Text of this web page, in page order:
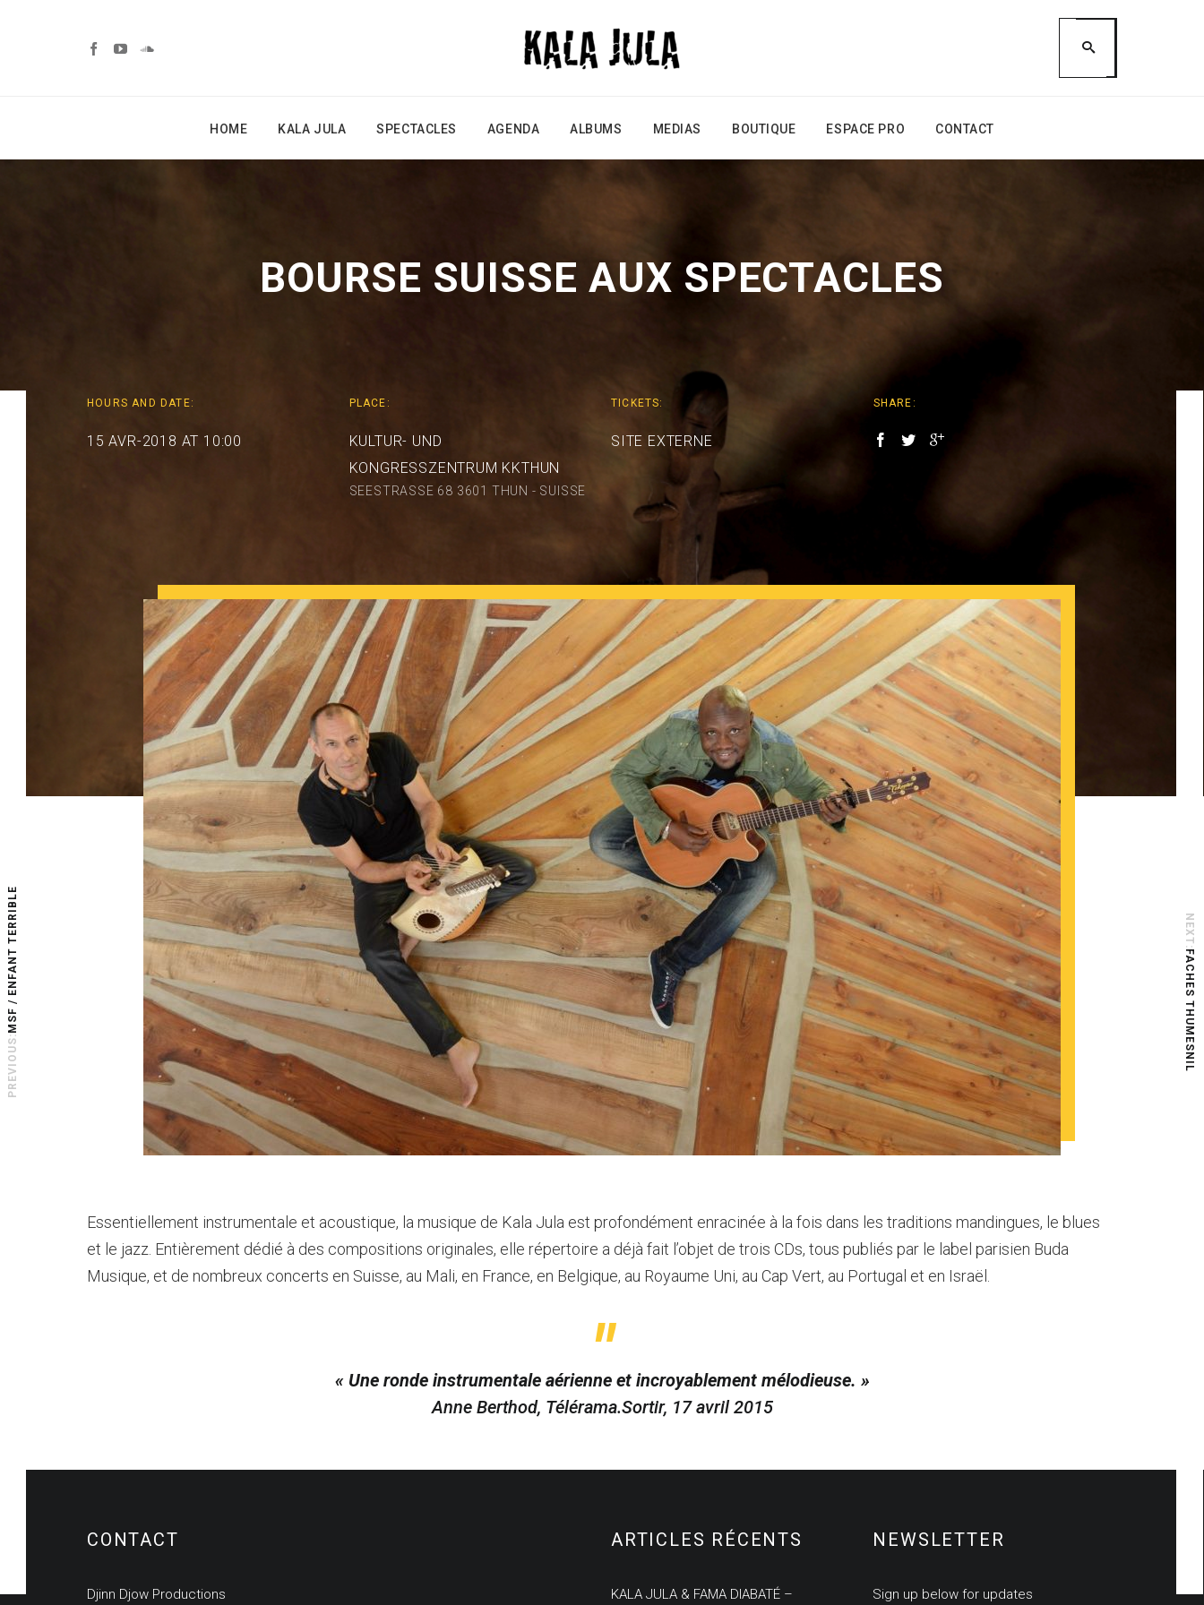
HOME KALA JULA SPECTACLES AGENDA ALBUMS MEDIAS BOUTIQUE ESPACE PRO CONTACT
BOURSE SUISSE AUX SPECTACLES
HOURS AND DATE:
15 AVR-2018 AT 10:00
PLACE:
KULTUR- UND
KONGRESSZENTRUM KKTHUN
SEESTRASSE 68 3601 THUN - SUISSE
TICKETS:
SITE EXTERNE
SHARE:
Essentiellement instrumentale et acoustique, la musique de Kala Jula est profondément enracinée à la fois dans les traditions mandingues, le blues
et le jazz. Entièrement dédié à des compositions originales, elle répertoire a déjà fait l’objet de trois CDs, tous publiés par le label parisien Buda
Musique, et de nombreux concerts en Suisse, au Mali, en France, en Belgique, au Royaume Uni, au Cap Vert, au Portugal et en Israël.
« Une ronde instrumentale aérienne et incroyablement mélodieuse. »
Anne Berthod, Télérama.Sortir, 17 avril 2015
CONTACT
Djinn Djow Productions
ARTICLES RÉCENTS
KALA JULA & FAMA DIABATÉ –
NEWSLETTER
Sign up below for updates
NEXT:
FACHES THUMESNIL
PREVIOUS:
MSF / ENFANT TERRIBLE